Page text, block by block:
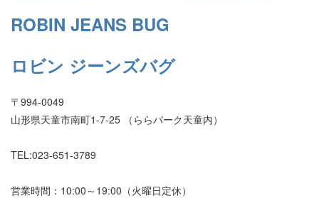
ROBIN JEANS BUG
ロビン ジーンズバグ
〒994-0049
山形県天童市南町1-7-25 （ららパーク天童内）
TEL:023-651-3789
営業時間：10:00～19:00（火曜日定休）